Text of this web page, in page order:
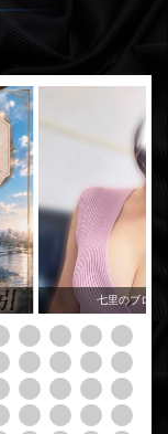
七里のブログ